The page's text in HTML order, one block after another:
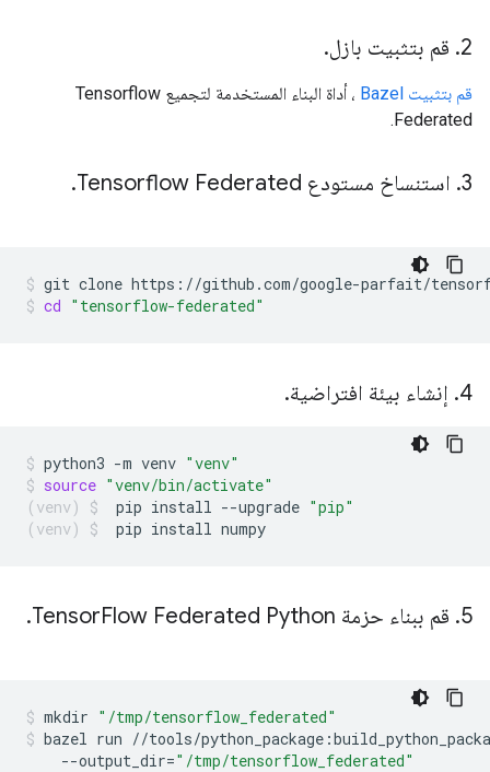
2
. قم بتثبيت بازل.
قم بتثبيت Bazel
، أداة البناء المستخدمة لتجميع Tensorflow
Federated.
3
. استنساخ مستودع Tensorflow Federated .
git clone https://github.com/google-parfait/
cd "tensorflow-federated"
4
. إنشاء بيئة افتراضية.
python3 -m venv "venv"
source "venv/bin/activate"
pip install --upgrade "pip"
pip install numpy
5
. قم ببناء حزمة Tensor Flow Federated Python
.
mkdir "/tmp/tensorflow_federated"
bazel run //tools/
--output_dir="/tmp/tensorflow_federated"